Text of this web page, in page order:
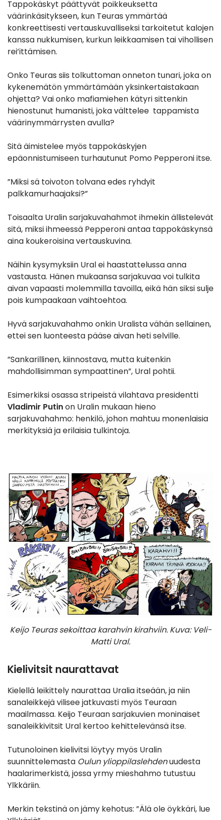
Tappokäskyt päättyvät poikkeuksetta
väärinkäsitykseen, kun Teuras ymmärtää
konkreettisesti vertauskuvalliseksi tarkoitetut kalojen
kanssa nukkumisen, kurkun leikkaamisen tai vihollisen
rei’ittämisen.
Onko Teuras siis tolkuttoman onneton tunari, joka on
kykenemätön ymmärtämään yksinkertaistakaan
ohjetta? Vai onko mafiamiehen kätyri sittenkin
hienostunut humanisti, joka välttelee tappamista
väärinymmärrysten avulla?
Sitä äimistelee myös tappokäskyjen
epäonnistumiseen turhautunut Pomo Pepperoni itse.
”Miksi sä toivoton tolvana edes ryhdyit
palkkamurhaajaksi?”
Toisaalta Uralin sarjakuvahahmot ihmekin ällistelevät
sitä, miksi ihmeessä Pepperoni antaa tappokäskynsä
aina koukeroisina vertauskuvina.
Näihin kysymyksiin Ural ei haastattelussa anna
vastausta. Hänen mukaansa sarjakuvaa voi tulkita
aivan vapaasti molemmilla tavoilla, eikä hän siksi sulje
pois kumpaakaan vaihtoehtoa.
Hyvä sarjakuvahahmo onkin Uralista vähän sellainen,
ettei sen luonteesta pääse aivan heti selville.
”Sankarillinen, kiinnostava, mutta kuitenkin
mahdollisimman sympaattinen”, Ural pohtii.
Esimerkiksi osassa stripeistä vilahtava presidentti
Vladimir Putinon Uralin mukaan hieno
sarjakuvahahmo: henkilö, johon mahtuu monenlaisia
merkityksiä ja erilaisia tulkintoja.
Keijo Teuras sekoittaa karahvin kirahviin. Kuva: Veli-
Matti Ural.
Kielivitsit naurattavat
Kielellä leikittely naurattaa Uralia itseään, ja niin
sanaleikkejä vilisee jatkuvasti myös Teuraan
maailmassa. Keijo Teuraan sarjakuvien moninaiset
sanaleikkivitsit Ural kertoo kehittelevänsä itse.
Tutunoloinen kielivitsi löytyy myös Uralin
suunnittelemasta Oulun ylioppilaslehdenuudesta
haalarimerkistä, jossa yrmy mieshahmo tutustuu
Ylkkäriin.
Merkin tekstinä on jämy kehotus: ”Älä ole öykkäri, lue